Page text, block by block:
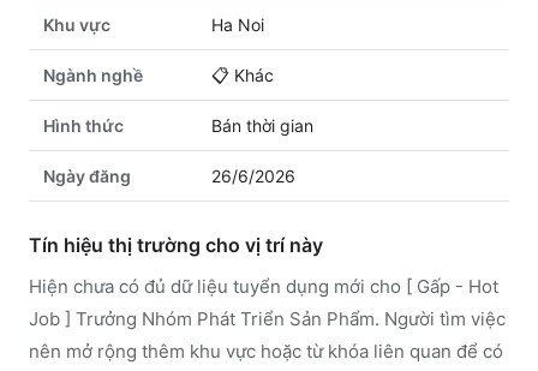
Khu vực Ha Noi
Ngành nghề 📋 Khác
Hình thức Bán thời gian
Ngày đăng 26/6/2026
Tín hiệu thị trường cho vị trí này
Hiện chưa có đủ dữ liệu tuyển dụng mới cho [ Gấp - Hot
Job ] Trưởng Nhóm Phát Triển Sản Phẩm. Người tìm việc
nên mở rộng thêm khu vực hoặc từ khóa liên quan để có